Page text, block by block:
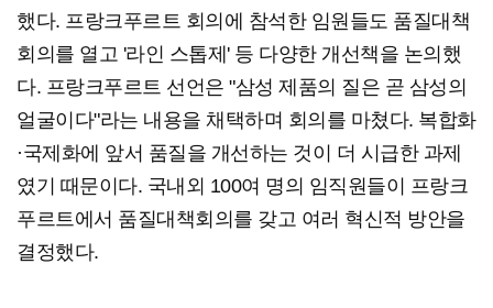
했다. 프랑크푸르트 회의에 참석한 임원들도 품질대책
회의를 열고 '라인 스톱제' 등 다양한 개선책을 논의했
다. 프랑크푸르트 선언은 "삼성 제품의 질은 곧 삼성의
얼굴이다"라는 내용을 채택하며 회의를 마쳤다. 복합화
·국제화에 앞서 품질을 개선하는 것이 더 시급한 과제
였기 때문이다. 국내외 100여 명의 임직원들이 프랑크
푸르트에서 품질대책회의를 갖고 여러 혁신적 방안을
결정했다.